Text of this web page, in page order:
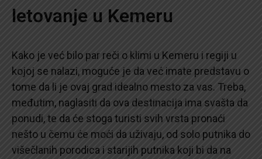
letovanje u Kemeru
Kako je već bilo par reči o klimi u Kemeru i regiji u
kojoj se nalazi, moguće je da već imate predstavu o
tome da li je ovaj grad idealno mesto za vas. Treba,
međutim, naglasiti da ova destinacija ima svašta da
ponudi, te da će stoga turisti svih vrsta pronaći
nešto u čemu će moći da uživaju, od solo putnika do
višečlanih porodica i starijih putnika koji bi da na